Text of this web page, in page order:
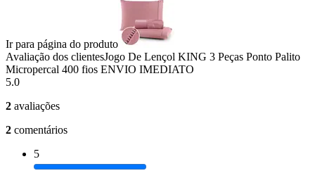
Ir para página do produto
Avaliação dos clientesJogo De Lençol KING 3 Peças Ponto Palito
Micropercal 400 fios ENVIO IMEDIATO
5.0
2 avaliações
2 comentários
5